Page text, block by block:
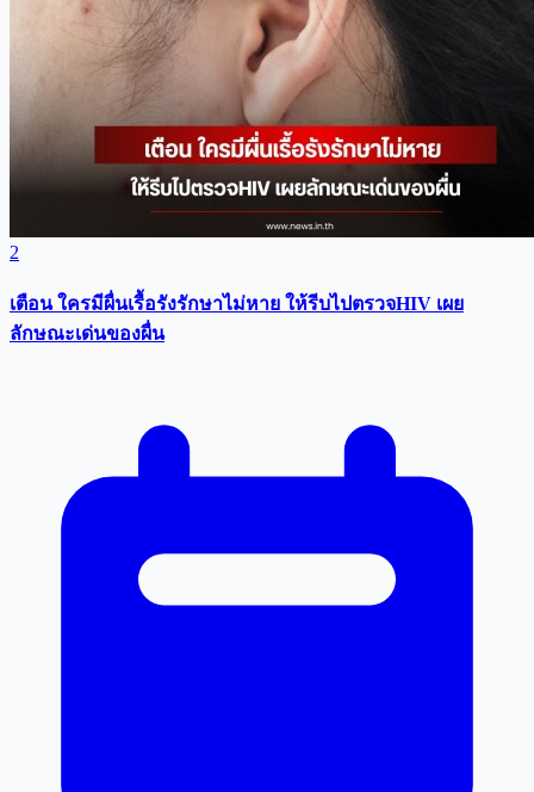
2
เตือน ใครมีผื่นเรื้อรังรักษาไม่หาย ให้รีบไปตรวจHIV เผย
ลักษณะเด่นของผื่น